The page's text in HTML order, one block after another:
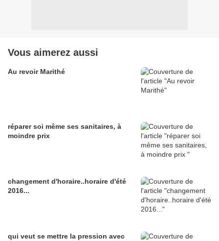
Vous aimerez aussi
Au revoir Marithé
réparer soi même ses sanitaires, à
moindre prix
changement d'horaire..horaire d'été
2016...
qui veut se mettre la pression avec